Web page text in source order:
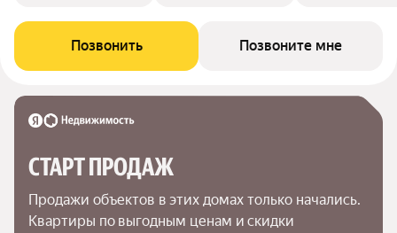
Позвонить Позвоните мне
СТАРТ ПРОДАЖ
Продажи объектов в этих домах только начались.
Квартиры по выгодным ценам и скидки